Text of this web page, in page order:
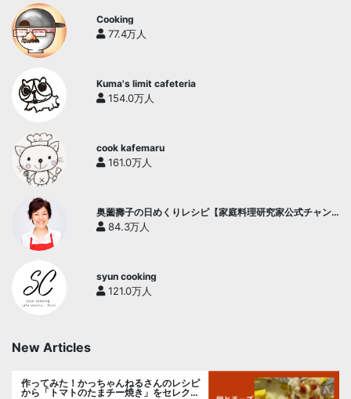
Cooking
77.4万人
Kuma's limit cafeteria
154.0万人
cook kafemaru
161.0万人
奥薗壽子の日めくりレシピ【家庭料理研究家公式チャン
ネル】
84.3万人
syun cooking
121.0万人
New Articles
作ってみた！かっちゃんねるさんのレシピ
から「トマトのたまチー焼き」をセレク